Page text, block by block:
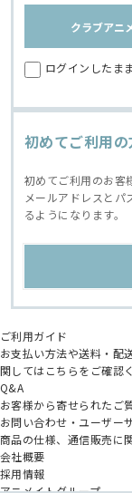
クラブアニ
ログインしたま
初めてご利用
初めてご利用のお客
メールアドレスとパ
るようになります。
ご利用ガイド
お支払い方法や送料・配
関してはこちらをご確認
Q&A
お客様から寄せられたご
お問い合わせ・ユーザー
商品の仕様、通信販売に
会社概要
採用情報